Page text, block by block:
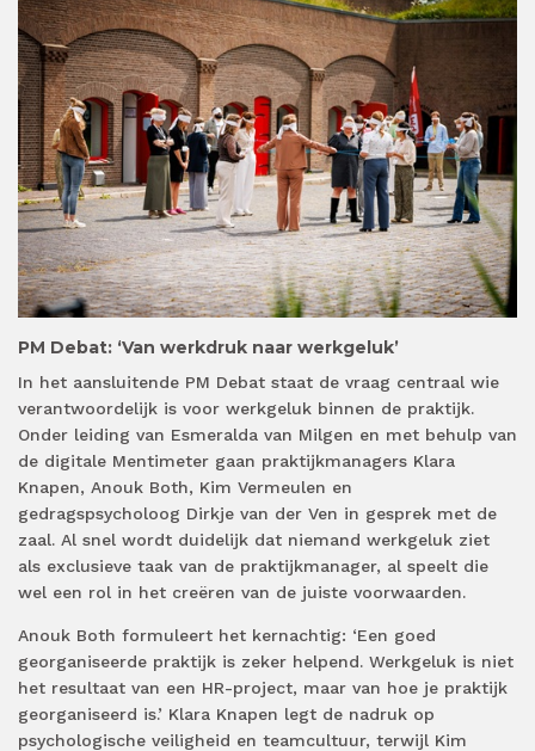
PM Debat: ‘Van werkdruk naar werkgeluk’
In het aansluitende PM Debat staat de vraag centraal wie
verantwoordelijk is voor werkgeluk binnen de praktijk.
Onder leiding van Esmeralda van Milgen en met behulp van
de digitale Mentimeter gaan praktijkmanagers Klara
Knapen, Anouk Both, Kim Vermeulen en
gedragspsycholoog Dirkje van der Ven in gesprek met de
zaal. Al snel wordt duidelijk dat niemand werkgeluk ziet
als exclusieve taak van de praktijkmanager, al speelt die
wel een rol in het creëren van de juiste voorwaarden.
Anouk Both formuleert het kernachtig: ‘Een goed
georganiseerde praktijk is zeker helpend. Werkgeluk is niet
het resultaat van een HR-project, maar van hoe je praktijk
georganiseerd is.’ Klara Knapen legt de nadruk op
psychologische veiligheid en teamcultuur, terwijl Kim